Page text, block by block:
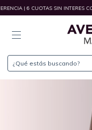
| 6 CUOTAS SIN INTERES